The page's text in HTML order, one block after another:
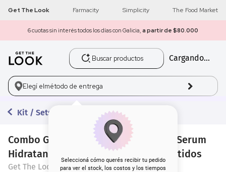
Get The Look Farmacity Simplicity The Food Market
6 cuotas sin interés todos los días con Galicia, a partir de $80.000
Buscar productos
Cargando...
Elegí elmétodo de entrega
Seleccioná cómo querés recibir tu pedido
para ver el stock, los costos y los tiempos
Kit / Sets
Combo Get The Look Agua Micelar + Serum
Hidratante + Crema Facial Noche Peptidos
Get The Look
1 get the look
2 máscara pestañas
3.
5. corrector